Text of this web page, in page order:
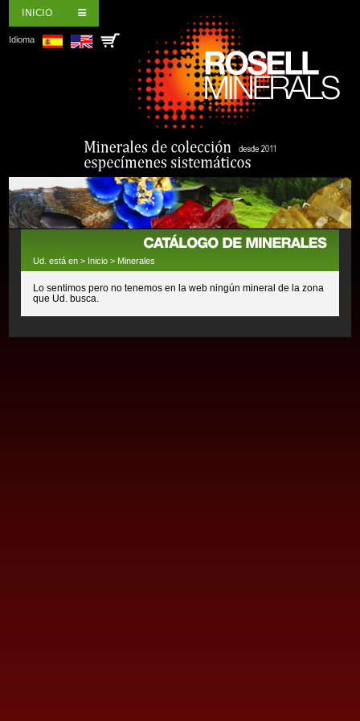
INICIO
Idioma
Ud. está en > Inicio > Minerales
Lo sentimos pero no tenemos en la web ningún mineral de la zona
que Ud. busca.